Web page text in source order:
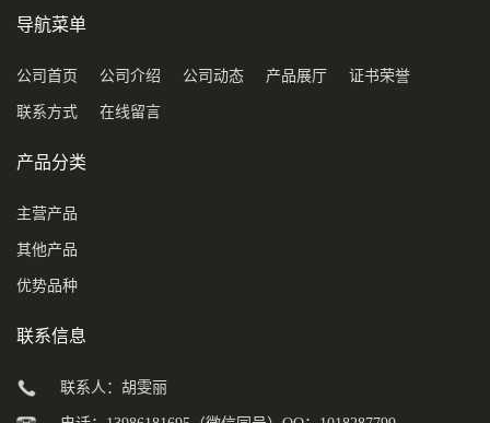
导航菜单
公司首页 公司介绍 公司动态 产品展厅 证书荣誉
联系方式 在线留言
产品分类
主营产品
其他产品
优势品种
联系信息
联系人：胡雯丽